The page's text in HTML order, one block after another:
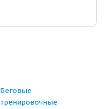
Беговые
тренировочные